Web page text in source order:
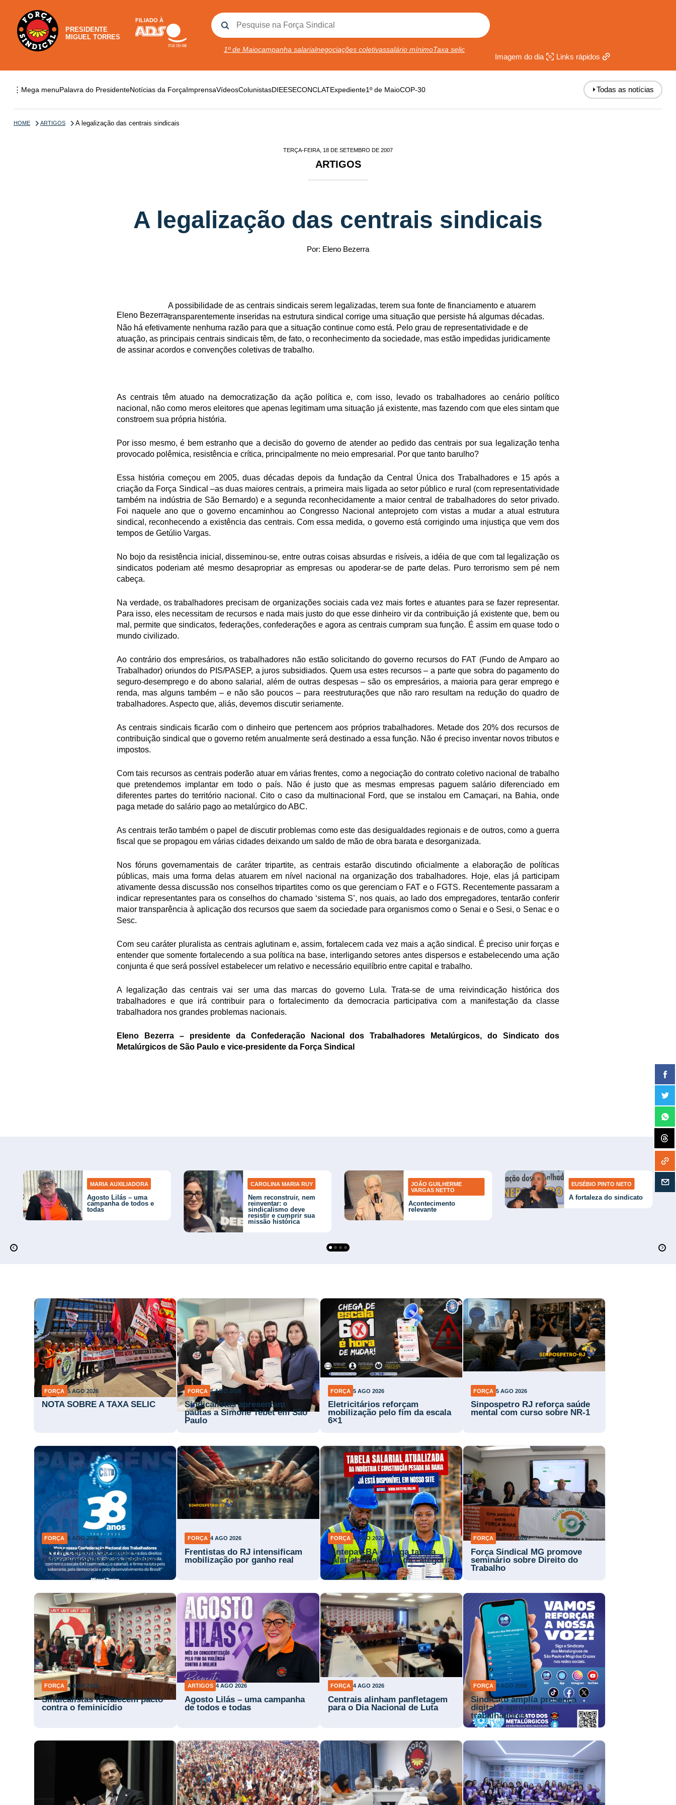
PRESIDENTE
MIGUEL TORRES
FILIADO À
1º de Maiocampanha salarialnegociações coletivassalário mínimoTaxa selic
Imagem do dia Links rápidos
⋮ Mega menuPalavra do PresidenteNotícias da ForçaImprensaVídeosColunistasDIEESECONCLATExpediente1º de MaioCOP-30 ⏵Todas as notícias
HOME ARTIGOS A legalização das centrais sindicais
TERÇA-FEIRA, 18 DE SETEMBRO DE 2007
ARTIGOS
A legalização das centrais sindicais
Por: Eleno Bezerra
Eleno Bezerra
A possibilidade de as centrais sindicais serem legalizadas, terem sua fonte de financiamento e atuarem
transparentemente inseridas na estrutura sindical corrige uma situação que persiste há algumas décadas.
Não há efetivamente nenhuma razão para que a situação continue como está. Pelo grau de representatividade e de
atuação, as principais centrais sindicais têm, de fato, o reconhecimento da sociedade, mas estão impedidas juridicamente
de assinar acordos e convenções coletivas de trabalho.
As centrais têm atuado na democratização da ação política e, com isso, levado os trabalhadores ao cenário político
nacional, não como meros eleitores que apenas legitimam uma situação já existente, mas fazendo com que eles sintam que
constroem sua própria história.
Por isso mesmo, é bem estranho que a decisão do governo de atender ao pedido das centrais por sua legalização tenha
provocado polêmica, resistência e crítica, principalmente no meio empresarial. Por que tanto barulho?
Essa história começou em 2005, duas décadas depois da fundação da Central Única dos Trabalhadores e 15 após a
criação da Força Sindical –as duas maiores centrais, a primeira mais ligada ao setor público e rural (com representatividade
também na indústria de São Bernardo) e a segunda reconhecidamente a maior central de trabalhadores do setor privado.
Foi naquele ano que o governo encaminhou ao Congresso Nacional anteprojeto com vistas a mudar a atual estrutura
sindical, reconhecendo a existência das centrais. Com essa medida, o governo está corrigindo uma injustiça que vem dos
tempos de Getúlio Vargas.
No bojo da resistência inicial, disseminou-se, entre outras coisas absurdas e risíveis, a idéia de que com tal legalização os
sindicatos poderiam até mesmo desapropriar as empresas ou apoderar-se de parte delas. Puro terrorismo sem pé nem
cabeça.
Na verdade, os trabalhadores precisam de organizações sociais cada vez mais fortes e atuantes para se fazer representar.
Para isso, eles necessitam de recursos e nada mais justo do que esse dinheiro vir da contribuição já existente que, bem ou
mal, permite que sindicatos, federações, confederações e agora as centrais cumpram sua função. É assim em quase todo o
mundo civilizado.
Ao contrário dos empresários, os trabalhadores não estão solicitando do governo recursos do FAT (Fundo de Amparo ao
Trabalhador) oriundos do PIS/PASEP, a juros subsidiados. Quem usa estes recursos – a parte que sobra do pagamento do
seguro-desemprego e do abono salarial, além de outras despesas – são os empresários, a maioria para gerar emprego e
renda, mas alguns também – e não são poucos – para reestruturações que não raro resultam na redução do quadro de
trabalhadores. Aspecto que, aliás, devemos discutir seriamente.
As centrais sindicais ficarão com o dinheiro que pertencem aos próprios trabalhadores. Metade dos 20% dos recursos de
contribuição sindical que o governo retém anualmente será destinado a essa função. Não é preciso inventar novos tributos e
impostos.
Com tais recursos as centrais poderão atuar em várias frentes, como a negociação do contrato coletivo nacional de trabalho
que pretendemos implantar em todo o país. Não é justo que as mesmas empresas paguem salário diferenciado em
diferentes partes do território nacional. Cito o caso da multinacional Ford, que se instalou em Camaçari, na Bahia, onde
paga metade do salário pago ao metalúrgico do ABC.
As centrais terão também o papel de discutir problemas como este das desigualdades regionais e de outros, como a guerra
fiscal que se propagou em várias cidades deixando um saldo de mão de obra barata e desorganizada.
Nos fóruns governamentais de caráter tripartite, as centrais estarão discutindo oficialmente a elaboração de políticas
públicas, mais uma forma delas atuarem em nível nacional na organização dos trabalhadores. Hoje, elas já participam
ativamente dessa discussão nos conselhos tripartites como os que gerenciam o FAT e o FGTS. Recentemente passaram a
indicar representantes para os conselhos do chamado ‘sistema S’, nos quais, ao lado dos empregadores, tentarão conferir
maior transparência à aplicação dos recursos que saem da sociedade para organismos como o Senai e o Sesi, o Senac e o
Sesc.
Com seu caráter pluralista as centrais aglutinam e, assim, fortalecem cada vez mais a ação sindical. É preciso unir forças e
entender que somente fortalecendo a sua política na base, interligando setores antes dispersos e estabelecendo uma ação
conjunta é que será possível estabelecer um relativo e necessário equilíbrio entre capital e trabalho.
A legalização das centrais vai ser uma das marcas do governo Lula. Trata-se de uma reivindicação histórica dos
trabalhadores e que irá contribuir para o fortalecimento da democracia participativa com a manifestação da classe
trabalhadora nos grandes problemas nacionais.
Eleno Bezerra – presidente da Confederação Nacional dos Trabalhadores Metalúrgicos, do Sindicato dos
Metalúrgicos de São Paulo e vice-presidente da Força Sindical
MARIA AUXILIADORA
Agosto Lilás – uma
campanha de todos e
todas
CAROLINA MARIA RUY
Nem reconstruir, nem
reinventar: o
sindicalismo deve
resistir e cumprir sua
missão histórica
JOÃO GUILHERME
VARGAS NETTO
Acontecimento
relevante
EUSÉBIO PINTO NETO
A fortaleza do sindicato
FORÇA 5 AGO 2026
NOTA SOBRE A TAXA SELIC
FORÇA 5 AGO 2026
Sindicalistas apresentam
pautas a Simone Tebet em São
Paulo
FORÇA 5 AGO 2026
Eletricitários reforçam
mobilização pelo fim da escala
6×1
FORÇA 5 AGO 2026
Sinpospetro RJ reforça saúde
mental com curso sobre NR-1
FORÇA 5 AGO 2026
CNTM celebra 38 anos e
reforça mobilização nacional
FORÇA 4 AGO 2026
Frentistas do RJ intensificam
mobilização por ganho real
FORÇA 4 AGO 2026
Sintepav-BA divulga tabela
salarial atualizada da categoria
FORÇA 4 AGO 2026
Força Sindical MG promove
seminário sobre Direito do
Trabalho
FORÇA 4 AGO 2026
Sindicalistas fortalecem pacto
contra o feminicídio
ARTIGOS 4 AGO 2026
Agosto Lilás – uma campanha
de todos e todas
FORÇA 4 AGO 2026
Centrais alinham panfletagem
para o Dia Nacional de Luta
FORÇA 4 AGO 2026
Sindicato amplia presença
digital e aproxima
trabalhadores